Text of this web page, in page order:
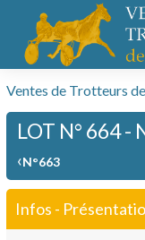
Ventes de Trotteurs
LOT N° 664 -
‹N°663
Infos -